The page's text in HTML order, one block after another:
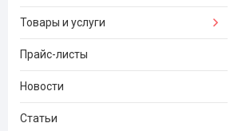
Товары и услуги
Прайс-листы
Новости
Статьи